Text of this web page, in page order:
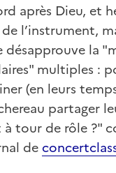
après Dieu, et
l’instrument,
désapprouve la
multiples :
(en leurs
partager
tour de rôle ?"
de